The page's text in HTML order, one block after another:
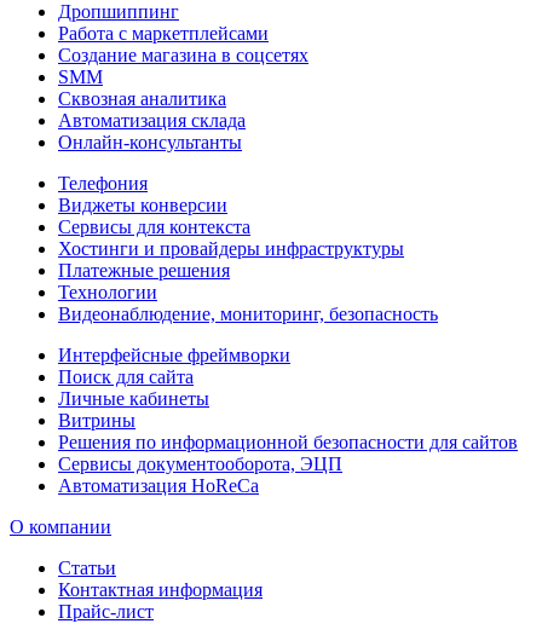
Дропшиппинг
Работа с маркетплейсами
Создание магазина в соцсетях
SMM
Сквозная аналитика
Автоматизация склада
Онлайн-консультанты
Телефония
Виджеты конверсии
Сервисы для контекста
Хостинги и провайдеры инфраструктуры
Платежные решения
Технологии
Видеонаблюдение, мониторинг, безопасность
Интерфейсные фреймворки
Поиск для сайта
Личные кабинеты
Витрины
Решения по информационной безопасности для сайтов
Сервисы документооборота, ЭЦП
Автоматизация HoReCa
О компании
Статьи
Контактная информация
Прайс-лист